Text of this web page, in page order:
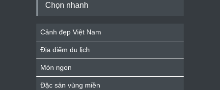
Chọn nhanh
Cảnh đẹp Việt Nam
Địa điểm du lịch
Món ngon
Đặc sản vùng miền